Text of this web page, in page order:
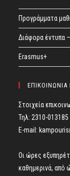
Προγράμματα
Διάφορα έντυπα
Erasmus+
Στοιχεία
Τηλ: 2310-013185
E-mail:
Οι ώρες
καθημερινά, από